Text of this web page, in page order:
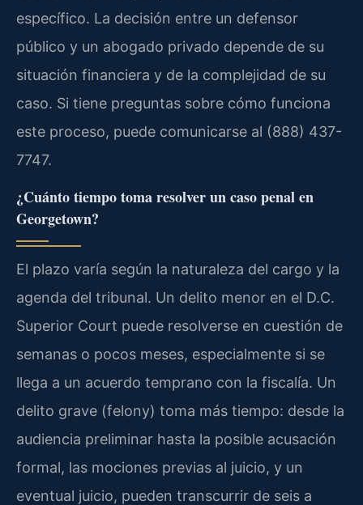
específico. La decisión entre un defensor
público y un abogado privado depende de su
situación financiera y de la complejidad de su
caso. Si tiene preguntas sobre cómo funciona
este proceso, puede comunicarse al (888) 437-
7747.
¿Cuánto tiempo toma resolver un caso penal en
Georgetown?
El plazo varía según la naturaleza del cargo y la
agenda del tribunal. Un delito menor en el D.C.
Superior Court puede resolverse en cuestión de
semanas o pocos meses, especialmente si se
llega a un acuerdo temprano con la fiscalía. Un
delito grave (felony) toma más tiempo: desde la
audiencia preliminar hasta la posible acusación
formal, las mociones previas al juicio, y un
eventual juicio, pueden transcurrir de seis a